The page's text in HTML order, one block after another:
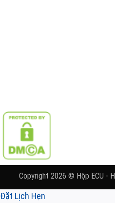
Copyright 2026 © Hộp ECU -
Đặt Lịch Hẹn